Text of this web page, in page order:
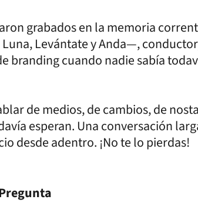
grabados en la memoria
Luna, Levántate y Anda—,
branding cuando nadie sabía
de medios, de cambios, de
esperan. Una conversación
desde adentro. ¡No te lo pierdas!